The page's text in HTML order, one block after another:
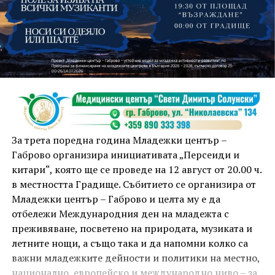
На 13 август организаторите са предвидили
занимания и за здрав дух, и за здраво тяло.
Инструкторката по пилатес и йога Йоанна Петрова
от FitLab ще се погрижи за добрия тонус с групова
тренировка от 19.00 ч., а след това ще има мозъчна
атака с куиз вечер за обща култура. Вечерта ще
приключи с прожекция на новия български
комедиен филм „Брънч за начинаещи“ – в парка,
под звездното дряновско небе.
За трета поредна година Младежки център –
Габрово организира инициативата „Персеиди и
китари“, която ще се проведе на 12 август от 20.00 ч.
в местността Градище. Събитието се организира от
Младежки център – Габрово и целта му е да
отбележи Международния ден на младежта с
преживяване, посветено на природата, музиката и
летните нощи, а също така и да напомни колко са
важни младежките дейности и политики на местно,